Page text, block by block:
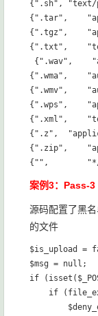
{".sh",
{".tar",
{".tgz",
{".txt",
{".wav",
{".wma",
{".wmv",
{".wps",
{".xml",
{".z",
{".zip",
案例3：Pass-3
源码配置了黑
的文件
$is_upload =
$msg = null;
if
if